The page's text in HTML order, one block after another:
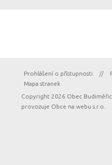
Prohlášení o přístupnosti //
Mapa stranek
Copyright 2026 Obec
provozuje Obce na webu s.r.o.